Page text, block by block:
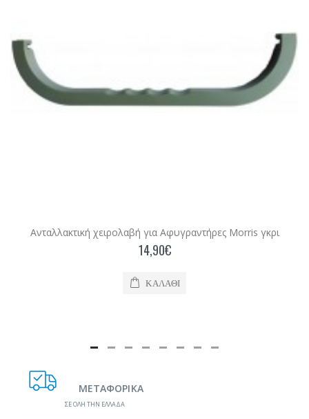
Ανταλλακτική χειρολαβή για Αφυγραντήρες Morris γκρι
14,90€
ΚΑΛΆΘΙ
ΜΕΤΑΦΟΡΙΚΑ
ΣΕ ΟΛΗ ΤΗΝ ΕΛΛΑΔΑ